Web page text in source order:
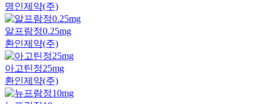
명인제약(주)
알프람정0.25mg
환인제약(주)
아고틴정25mg
환인제약(주)